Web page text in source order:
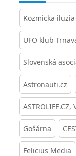
Kozmicka iluzia
UFO klub
Slovenská
Astronauti.cz
ASTROLIFE.CZ,
Gošárna
Felicius Media